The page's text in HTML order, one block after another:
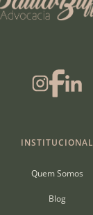
INSTITUCIONAL
Quem Somos
Blog